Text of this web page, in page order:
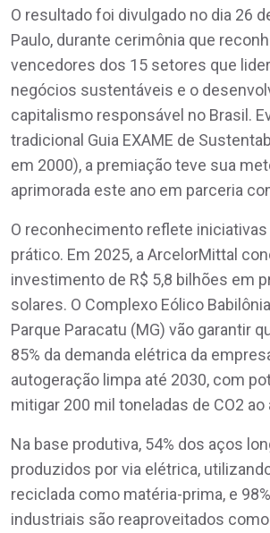
O resultado foi divulgado no dia 26
Paulo, durante cerimônia que
vencedores dos 15 setores que
negócios sustentáveis e o
capitalismo responsável no Brasil.
tradicional Guia EXAME de
em 2000), a premiação teve sua
aprimorada este ano em parceria
O reconhecimento reflete
prático. Em 2025, a ArcelorMittal
investimento de R$ 5,8 bilhões em
solares. O Complexo Eólico
Parque Paracatu (MG) vão garantir
85% da demanda elétrica da
autogeração limpa até 2030, com
mitigar 200 mil toneladas de CO2 ao
Na base produtiva, 54% dos aços
produzidos por via elétrica,
reciclada como matéria-prima, e
industriais são reaproveitados